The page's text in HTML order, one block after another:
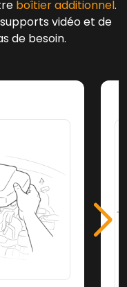
boîtier additionnel.
vidéo et de
de besoin.